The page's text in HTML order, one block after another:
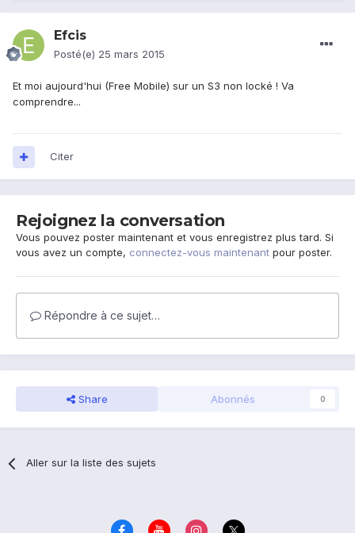
Efcis
Posté(e) 25 mars 2015
Et moi aujourd'hui (Free Mobile) sur un S3 non locké ! Va
comprendre...
Citer
Rejoignez la conversation
Vous pouvez poster maintenant et vous enregistrez plus tard. Si
vous avez un compte, connectez-vous maintenant pour poster.
Répondre à ce sujet…
Share Abonnés 0
Aller sur la liste des sujets